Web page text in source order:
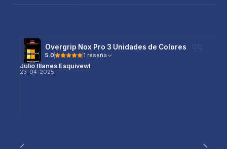
Overgrip Nox Pro 3 Unidades de Colores
5.0 1 reseña
Julio Illanes Esquivewl
23-04-2025